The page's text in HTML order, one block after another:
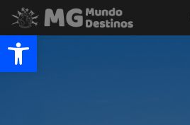
Abrir barra de herramientas